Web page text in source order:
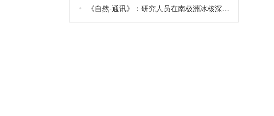
《自然-通讯》：研究人员在南极洲冰核深处发现火星矿物——黄钾铁矾